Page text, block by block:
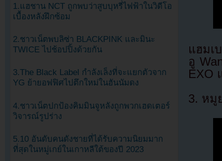
แฮมเ
อู
EXO
3. หมู
1.แฮชาน NCT ถูกพบว่าสูบบุหรี่ไฟฟ้าในวิดีโอ
เบื้องหลังฝึกซ้อม
2.ชาวเน็ตพบลิซ่า BLACKPINK และมินะ
TWICE ไปช้อปปิ้งด้วยกัน
3.The Black Label กำลังเล็งที่จะแยกตัวจาก
YG ย้ายอฟฟิศไปตึกใหม่ในฮันนัมดง
4.ชาวเน็ตปกป้องคิมมินจูหลังถูกพวกเฮดเตอร์
วิจารณ์รูปร่าง
5.10 อันดับคนดังชายที่ได้รับความนิยมมาก
ที่สุดในหมู่เกย์ในเกาหลีใต้ของปี 2023